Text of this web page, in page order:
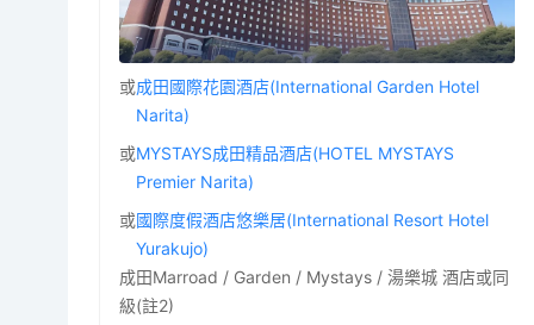
或成田國際花園酒店(International Garden Hotel
Narita)
或MYSTAYS成田精品酒店(HOTEL MYSTAYS
Premier Narita)
或國際度假酒店悠樂居(International Resort Hotel
Yurakujo)
成田Marroad / Garden / Mystays / 湯樂城 酒店或同
級(註2)